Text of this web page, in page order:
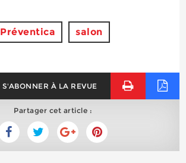
Préventica salon
S'ABONNER À LA REVUE
Partager cet article :